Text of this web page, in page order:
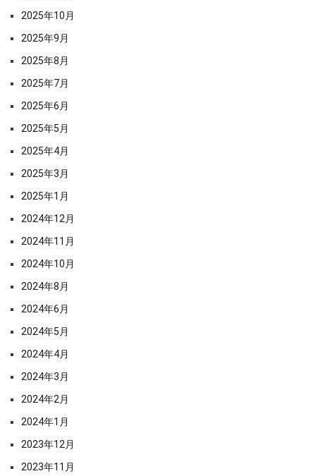
2025年10月
2025年9月
2025年8月
2025年7月
2025年6月
2025年5月
2025年4月
2025年3月
2025年1月
2024年12月
2024年11月
2024年10月
2024年8月
2024年6月
2024年5月
2024年4月
2024年3月
2024年2月
2024年1月
2023年12月
2023年11月